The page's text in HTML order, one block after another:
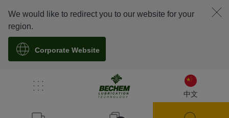
中文
We would like to redirect you to our website for your
region.
Corporate Website
溯源